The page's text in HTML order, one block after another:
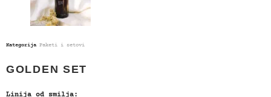
Kategorija Paketi i setovi
GOLDEN SET
Linija od smilja: